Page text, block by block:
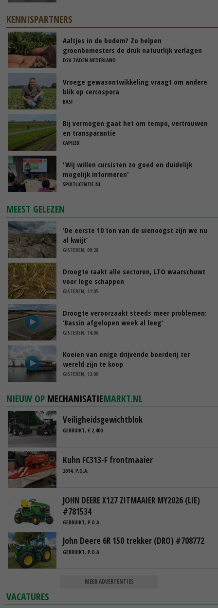
KENNISPARTNERS
Aaltjes in de bodem? Zo helpen
groenbemesters de druk natuurlijk verlagen
DSV ZADEN NEDERLAND
Vroege gewasontwikkeling vraagt om andere
blik op cercospora
BASF
Bij vermogen gaat het om tempo, vertrouwen
en transparantie
CAPILEX
'Wij willen cursisten zo goed en duidelijk
mogelijk informeren'
SPUITLICENTIE.NL
MEEST GELEZEN
‘De eerste 10 ton van de uienoogst zijn we nu
al kwijt’
GISTEREN, 09:28
Droogte raakt alle sectoren, LTO waarschuwt
voor lege schappen
GISTEREN, 11:05
Droogte veroorzaakt steeds meer problemen:
‘Bassin afgelopen week al leeg’
GISTEREN, 14:06
Koeien van enige drijvende boerderij ter
wereld zijn te koop
GISTEREN, 12:00
NIEUW OP MECHANISATIEMARKT.NL
Veiligheidsgewichtblok
GEBRUIKT, € 2.400
Kuhn FC313-F frontmaaier
2014, P.O.A.
JOHN DEERE X127 ZITMAAIER MY2026 (LIE)
#781534
GEBRUIKT, P.O.A.
John Deere 6R 150 trekker (DRO) #708772
GEBRUIKT, P.O.A.
MEER ADVERTENTIES
VACATURES